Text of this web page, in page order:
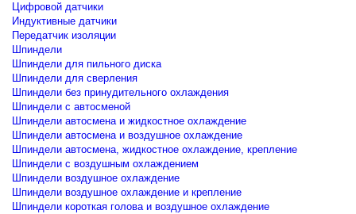
Цифровой датчики
Индуктивные датчики
Передатчик изоляции
Шпиндели
Шпиндели для пильного диска
Шпиндели для сверления
Шпиндели без принудительного охлаждения
Шпиндели с автосменой
Шпиндели автосмена и жидкостное охлаждение
Шпиндели автосмена и воздушное охлаждение
Шпиндели автосмена, жидкостное охлаждение, крепление
Шпиндели с воздушным охлаждением
Шпиндели воздушное охлаждение
Шпиндели воздушное охлаждение и крепление
Шпиндели короткая голова и воздушное охлаждение